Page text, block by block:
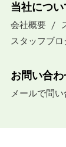
当社につい
会社概要
スタッフブロ
お問い合わ
メールで問